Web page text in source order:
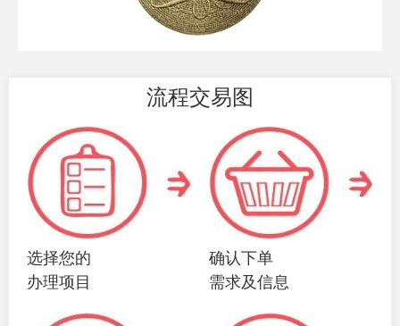
流程交易图
选择您的
办理项目
确认下单
需求及信息